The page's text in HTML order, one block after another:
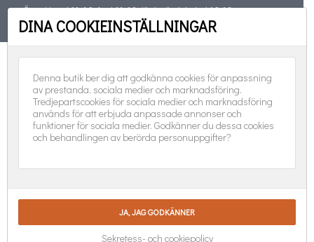
Öppet torsd 11-19, fred 11-18, lörd, sönd, helgd 10-16
TELEFON 08-551 501 31 FÖLJ OSS:
DYNOR BADEN-BADEN
Nya produkter först 
Visar 1-4 av 4 objekt
DINA COOKIEINSTÄLLNINGAR
Denna butik ber dig att godkänna cookies för anpassning
av prestanda, sociala medier och marknadsföring.
Tredjepartscookies för sociala medier och marknadsföring
används för att erbjuda anpassade annonser och
funktioner för sociala medier. Godkänner du dessa cookies
och behandlingen av berörda personuppgifter?
Sekretess- och cookiepolicy